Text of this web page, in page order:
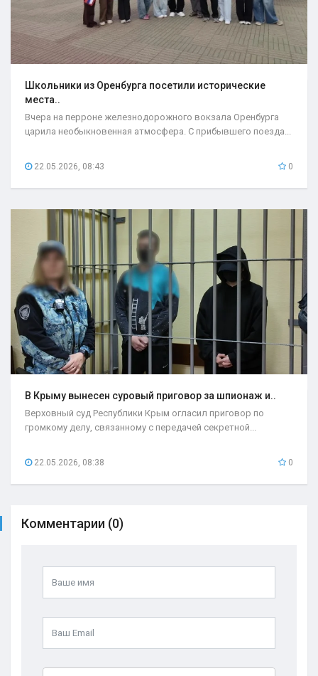
Школьники из Оренбурга посетили исторические
места..
Вчера на перроне железнодорожного вокзала Оренбурга
царила необыкновенная атмосфера. С прибывшего поезда...
22.05.2026, 08:43 0
В Крыму вынесен суровый приговор за шпионаж и..
Верховный суд Республики Крым огласил приговор по
громкому делу, связанному с передачей секретной...
22.05.2026, 08:38 0
Комментарии (0)